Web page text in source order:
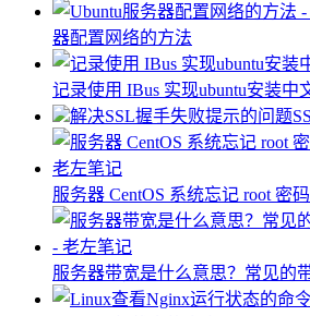
器配置网络的方法
记录使用 IBus 实现ubuntu安装中
解决SSL握手失败提示的问题
服务器 ​CentOS 系统忘记 root 密
服务器带宽是什么意思？常见的